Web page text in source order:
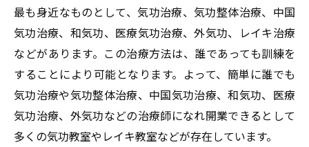
最も身近なものとして、気功治療、気功整体治療、中国
気功治療、和気功、医療気功治療、外気功、レイキ治療
などがあります。この治療方法は、誰であっても訓練を
することにより可能となります。よって、簡単に誰でも
気功治療や気功整体治療、中国気功治療、和気功、医療
気功治療、外気功などの治療師になれ開業できるとして
多くの気功教室やレイキ教室などが存在しています。